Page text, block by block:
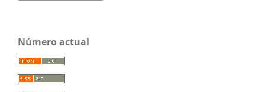
Número actual